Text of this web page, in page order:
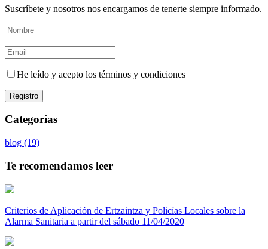
Suscríbete y nosotros nos encargamos de tenerte siempre informado.
He leído y acepto los términos y condiciones
Categorías
blog (19)
Te recomendamos leer
Criterios de Aplicación de Ertzaintza y Policías Locales sobre la
Alarma Sanitaria a partir del sábado 11/04/2020